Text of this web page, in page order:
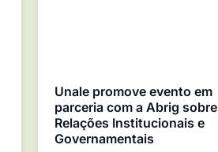
Unale promove evento em
parceria com a Abrig sobre
Relações Institucionais e
Governamentais